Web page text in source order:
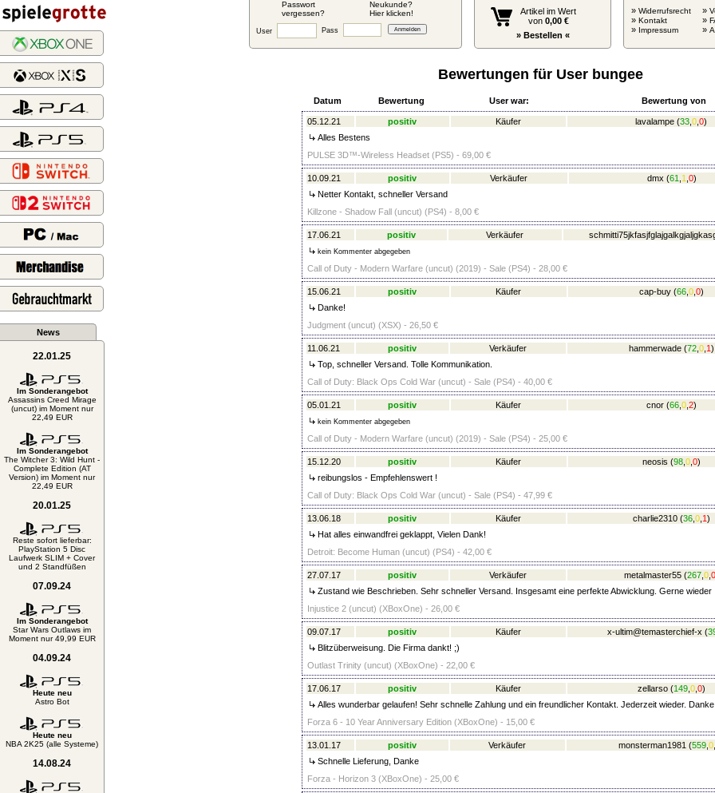
Passwort
vergessen?
Neukunde?
Hier klicken!
User Pass
Artikel im Wert
von 0,00 €
» Bestellen «
» Widerrufsrecht
» Kontakt
» Impressum
»
»
»
News
22.01.25
Im Sonderangebot
Assassins Creed Mirage
(uncut) im Moment nur
22,49 EUR
Im Sonderangebot
The Witcher 3: Wild Hunt -
Complete Edition (AT
Version) im Moment nur
22,49 EUR
20.01.25
Reste sofort lieferbar:
PlayStation 5 Disc
Laufwerk SLIM + Cover
und 2 Standfüßen
07.09.24
Im Sonderangebot
Star Wars Outlaws im
Moment nur 49,99 EUR
04.09.24
Heute neu
Astro Bot
Heute neu
NBA 2K25 (alle Systeme)
14.08.24
Bewertungen für User bungee
Datum Bewertung User war: Bewertung von
05.12.21 positiv Käufer lavalampe (33 0 0)
Alles Bestens
PULSE 3D™-Wireless Headset (PS5) - 69,00 €
10.09.21 positiv Verkäufer dmx (61 1 0)
Netter Kontakt, schneller Versand
Killzone - Shadow Fall (uncut) (PS4) - 8,00 €
17.06.21 positiv Verkäufer
kein Kommenter abgegeben
Call of Duty - Modern Warfare (uncut) (2019) - Sale (PS4) - 28,00 €
15.06.21 positiv Käufer cap-buy (66 0 0)
Danke!
Judgment (uncut) (XSX) - 26,50 €
11.06.21 positiv Verkäufer hammerwade (72, 0, 1)
Top, schneller Versand. Tolle Kommunikation.
Call of Duty: Black Ops Cold War (uncut) - Sale (PS4) - 40,00 €
05.01.21 positiv Käufer cnor (66 0 2)
kein Kommenter abgegeben
Call of Duty - Modern Warfare (uncut) (2019) - Sale (PS4) - 25,00 €
15.12.20 positiv Käufer neosis (98 0 0)
reibungslos - Empfehlenswert !
Call of Duty: Black Ops Cold War (uncut) - Sale (PS4) - 47,99 €
13.06.18 positiv Käufer charlie2310 (36, 0, 1)
Hat alles einwandfrei geklappt, Vielen Dank!
Detroit: Become Human (uncut) (PS4) - 42,00 €
27.07.17 positiv Verkäufer metalmaster55 (267, 0, 0
Zustand wie Beschrieben. Sehr schneller Versand. Insgesamt eine perfekte Abwicklung. Gerne wieder
Injustice 2 (uncut) (XBoxOne) - 26,00 €
09.07.17 positiv Käufer x-ultim@temasterchief-x (
Blitzüberweisung. Die Firma dankt! ;)
Outlast Trinity (uncut) (XBoxOne) - 22,00 €
17.06.17 positiv Käufer zellarso (149, 0, 0)
Alles wunderbar gelaufen! Sehr schnelle Zahlung und ein freundlicher Kontakt. Jederzeit wieder.
Forza 6 - 10 Year Anniversary Edition (XBoxOne) - 15,00 €
13.01.17 positiv Verkäufer monsterman1981 (559, 0,
Schnelle Lieferung, Danke
Forza - Horizon 3 (XBoxOne) - 25,00 €